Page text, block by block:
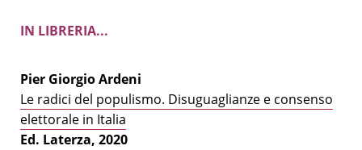
IN LIBRERIA...
Pier Giorgio Ardeni
Le radici del populismo. Disuguaglianze e consenso
elettorale in Italia
Ed. Laterza, 2020